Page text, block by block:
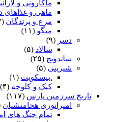
ماکارونی و
ماهی و غذاهای
مرغ و پرندگان (۴۷)
میگو (۱۱)
دسر (۹)
سالاد (۵)
ساندویچ (۲۵)
شیرینی (۵)
.بیسکویت (۱)
کیک و کلوچه (۴)
تاریخ سرزمین پارس (۱۱۷)
امپراتوری هخامنشیان
تمام جنگ های